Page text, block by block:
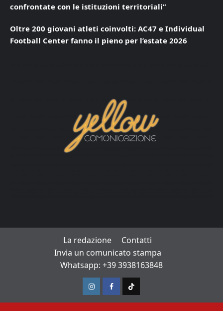
confrontate con le istituzioni territoriali”
Oltre 200 giovani atleti coinvolti: AC47 e Individual
Football Center fanno il pieno per l’estate 2026
La redazione
Contatti
Invia un comunicato stampa
Whatsapp: +39 3938163848
InstagramFacebook
TikTok